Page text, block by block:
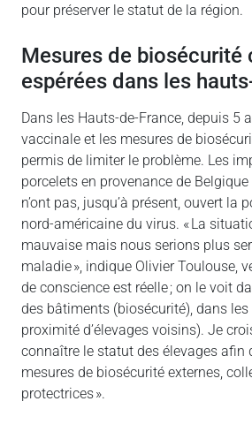
pour préserver le statut de la région.
mesures de biosécurité collectives
espérées dans les
Dans les Hauts-de-France, depuis 5
vaccinale et les mesures de
permis de limiter le problème. Les
porcelets en provenance de
n’ont pas, jusqu’à présent, ouvert la
nord-américaine du virus. « La
mauvaise mais nous serions plus
maladie », indique Olivier Toulouse,
de conscience est réelle ; on le voit
des bâtiments (biosécurité), dans
proximité d’élevages voisins). Je
connaître le statut des élevages afin
mesures de biosécurité externes,
protectrices ».